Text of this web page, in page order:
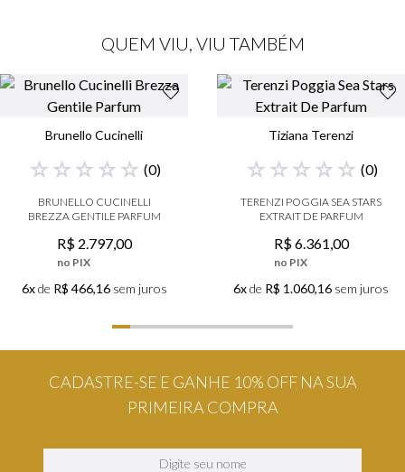
QUEM VIU, VIU TAMBÉM
Brunello Cucinelli
☆ ☆ ☆ ☆ ☆ (0)
BRUNELLO CUCINELLI
BREZZA GENTILE PARFUM
R$ 2.797,00
no PIX
6xde R$ 466,16sem juros
Tiziana Terenzi
☆ ☆ ☆ ☆ ☆ (0)
TERENZI POGGIA SEA STARS
EXTRAIT DE PARFUM
R$6.361,00
no PIX
6xde R$ 1.060,16 sem juros
CADASTRE-SE E GANHE 10% OFF NA SUA
PRIMEIRA COMPRA